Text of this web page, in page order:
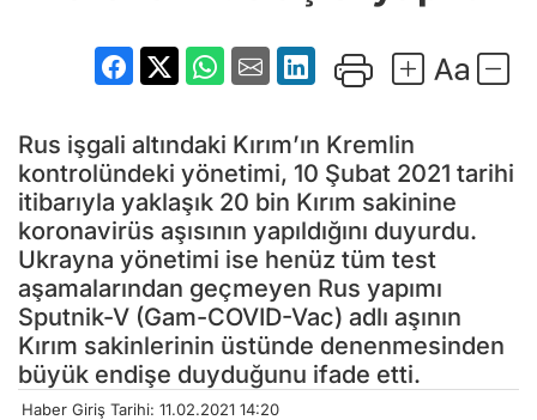
Rus işgali altındaki Kırım’ın Kremlin
kontrolündeki yönetimi, 10 Şubat 2021 tarihi
itibarıyla yaklaşık 20 bin Kırım sakinine
koronavirüs aşısının yapıldığını duyurdu.
Ukrayna yönetimi ise henüz tüm test
aşamalarından geçmeyen Rus yapımı
Sputnik-V (Gam-COVID-Vac) adlı aşının
Kırım sakinlerinin üstünde denenmesinden
büyük endişe duyduğunu ifade etti.
Haber Giriş Tarihi: 11.02.2021 14:20